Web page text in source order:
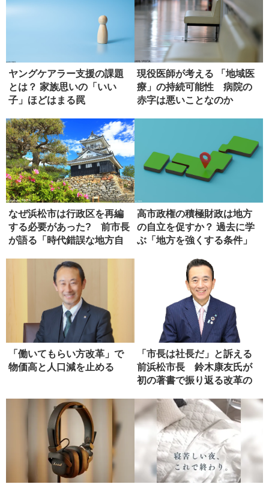
ヤングケアラー支援の課題
とは？ 家族思いの「いい
子」ほどはまる罠
現役医師が考える 「地域医
療」の持続可能性 病院の
赤字は悪いことなのか
なぜ浜松市は行政区を再編
する必要があった? 前市長
が語る「時代錯誤な地方自
高市政権の積極財政は地方
の自立を促すか？ 過去に学
ぶ「地方を強くする条件」
「働いてもらい方改革」で
物価高と人口減を止める
「市長は社長だ」と訴える
前浜松市長 鈴木康友氏が
初の著書で振り返る改革の